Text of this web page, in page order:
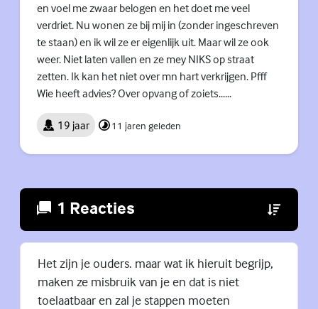
en voel me zwaar belogen en het doet me veel
verdriet. Nu wonen ze bij mij in (zonder ingeschreven
te staan) en ik wil ze er eigenlijk uit. Maar wil ze ook
weer. Niet laten vallen en ze mey NIKS op straat
zetten. Ik kan het niet over mn hart verkrijgen. Pfff
Wie heeft advies? Over opvang of zoiets......
19 jaar 11 jaren geleden
1 Reacties (Externe
Het zijn je ouders. maar wat ik hieruit begrijp,
maken ze misbruik van je en dat is niet
toelaatbaar en zal je stappen moeten